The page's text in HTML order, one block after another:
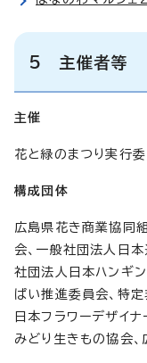
5 主催者等
主催
花と緑のまつり実行
構成団体
広島県花き商業協同
会、一般社団法人日
社団法人日本ハンギ
ぱい推進委員会、特
日本フラワーデザイ
みどり生きもの協会、